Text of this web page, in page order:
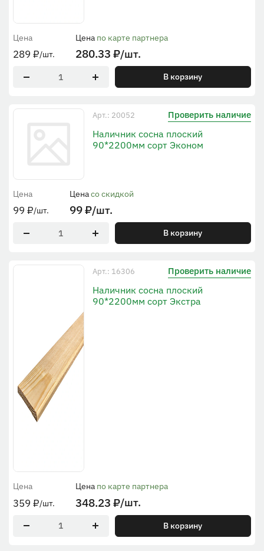
Цена
289 ₽/шт.
Цена по карте партнера
280.33 ₽/шт.
В корзину
Арт.: 20052 Проверить наличие
Наличник сосна плоский
90*2200мм сорт Эконом
Цена
99 ₽/шт.
Ценасо скидкой
99₽/шт.
В корзину
Арт.: 16306 Проверить наличие
Наличник сосна плоский
90*2200мм сорт Экстра
Цена
359 ₽/шт.
Цена по карте партнера
348.23 ₽/шт.
В корзину